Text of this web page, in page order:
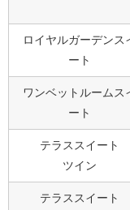
ロイヤルガーデンス
ート
ワンベットルームス
ート
テラススイート
ツイン
テラススイート